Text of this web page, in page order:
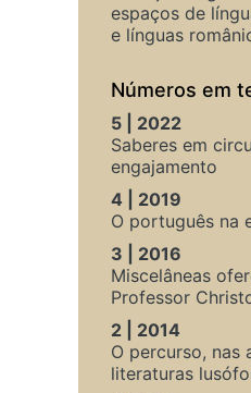
espaços de
e línguas
Números em
5 | 2022
Saberes em
engajamento
4 | 2019
O português na
3 | 2016
Miscelâneas
Professor
2 | 2014
O percurso, nas
literaturas